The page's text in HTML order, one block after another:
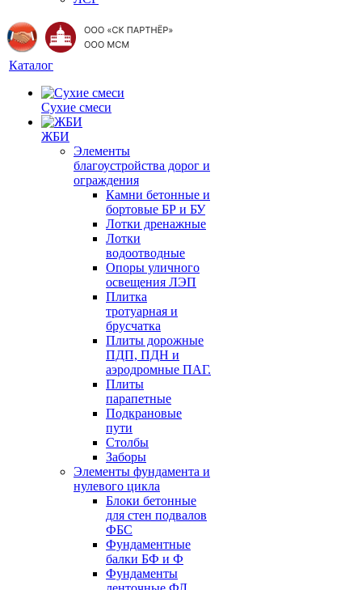
Каталог
Сухие смеси
ЖБИ
Элементы
благоустройства дорог и
ограждения
Камни бетонные и
бортовые БР и БУ
Лотки дренажные
Лотки
водоотводные
Опоры уличного
освещения ЛЭП
Плитка
тротуарная и
брусчатка
Плиты дорожные
ПДП, ПДН и
аэродромные ПАГ.
Плиты
парапетные
Подкрановые
пути
Столбы
Заборы
Элементы фундамента и
нулевого цикла
Блоки бетонные
для стен подвалов
ФБС
Фундаментные
балки БФ и Ф
Фундаменты